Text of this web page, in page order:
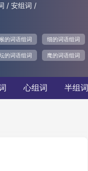
/ 安组词 /
的词语组词 细的词语组词
的词语组词 麾的词语组词
心组词 半组词